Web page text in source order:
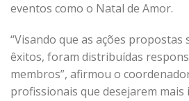
eventos como o Natal de Amor.
“Visando que as ações propostas
êxitos, foram distribuídas
membros”, afirmou o
profissionais que desejarem